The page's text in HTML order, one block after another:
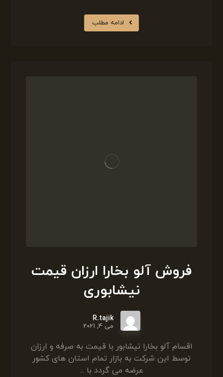
ادامه مطلب
فروش آلو بخارا ارزان قیمت
نیشابوری
R.tajik
می 4, 2021
اقسام آلو بخارا نیشابور با قیمت به صرفه و ارزان
توسط این شرکت به بازار تمام استان های کشور
عرضه می گردد با ...